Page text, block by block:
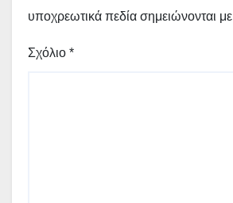
υποχρεωτικά πεδία σημειώνονται με
Σχόλιο *